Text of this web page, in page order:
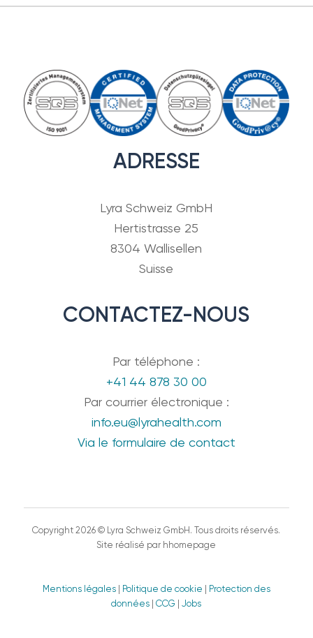
ADRESSE
Lyra Schweiz GmbH
Hertistrasse 25
8304 Wallisellen
Suisse
CONTACTEZ-NOUS
Par téléphone :
+41 44 878 30 00
Par courrier électronique :
info.eu@lyrahealth.com
Via le formulaire de contact
Copyright 2026 © Lyra Schweiz GmbH. Tous droits réservés.
Site réalisé par hhomepage
Mentions légales| Politique de cookie
Protection des
données |CCG |Jobs